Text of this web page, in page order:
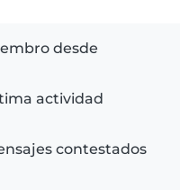
desde
actividad
contestados